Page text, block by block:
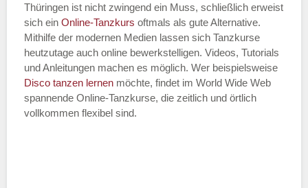
E-Mail*
Name der Tanzschule
Thüringen ist nicht zwingend ein Muss, schließlich erweist
sich ein Online-Tanzkurs oftmals als gute Alternative.
Mithilfe der modernen Medien lassen sich Tanzkurse
heutzutage auch online bewerkstelligen. Videos, Tutorials
und Anleitungen machen es möglich. Wer beispielsweise
Disco tanzen lernen möchte, findet im World Wide Web
spannende Online-Tanzkurse, die zeitlich und örtlich
vollkommen flexibel sind.